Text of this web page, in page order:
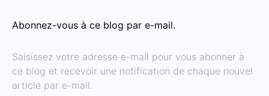
Abonnez-vous à ce blog par e-mail.
Saisissez votre adresse e-mail pour vous abonner à
ce blog et recevoir une notification de chaque nouvel
article par e-mail.